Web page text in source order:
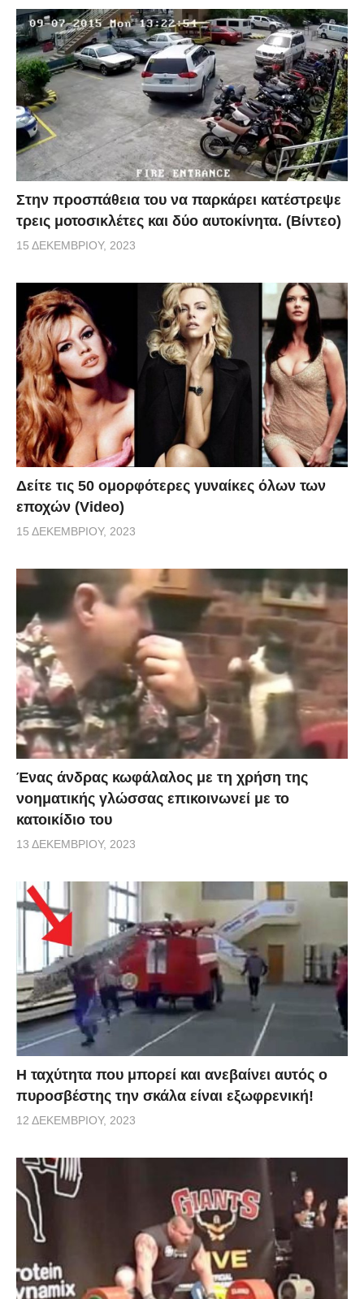
Στην προσπάθεια του να παρκάρει κατέστρεψε
τρεις μοτοσικλέτες και δύο αυτοκίνητα. (Βίντεο)
15 ΔΕΚΕΜΒΡΊΟΥ, 2023
Δείτε τις 50 ομορφότερες γυναίκες όλων των
εποχών (Video)
15 ΔΕΚΕΜΒΡΊΟΥ, 2023
Ένας άνδρας κωφάλαλος με τη χρήση της
νοηματικής γλώσσας επικοινωνεί με το
κατοικίδιο του
13 ΔΕΚΕΜΒΡΊΟΥ, 2023
Η ταχύτητα που μπορεί και ανεβαίνει αυτός ο
πυροσβέστης την σκάλα είναι εξωφρενική!
12 ΔΕΚΕΜΒΡΊΟΥ, 2023